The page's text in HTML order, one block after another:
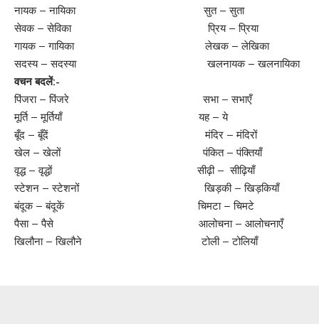
नायक – नायिका सुत – सुता
सेवक – सेविका प्रिय – प्रिया
गायक – गायिका लेखक – लेखिका
सदस्य – सदस्या खलनायक – खलनायिका
वचन बदलें:-
पिंजरा – पिंजरे सभा – सभाएँ
मूर्ति – मूर्तियाँ यह – ये
बूँद – बूँदें मंदिर – मंदिरों
खेल – खेलों पंकित – पंक्तियाँ
वृद्ध – वृद्धों सीढ़ी – सीढ़ियाँ
स्टेशन – स्टेशनों खिड़की – खिड़कियाँ
बंदूक – बंदूकें चिमटा – चिमटे
पैसा – पैसे आलोचना – आलोचनाएँ
खिलौना – खिलौने टोली – टोलियाँ